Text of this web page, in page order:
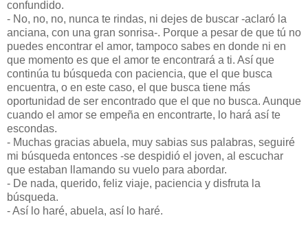
confundido.
- No, no, no, nunca te rindas, ni dejes de buscar -aclaró la
anciana, con una gran sonrisa-. Porque a pesar de que tú no
puedes encontrar el amor, tampoco sabes en donde ni en
que momento es que el amor te encontrará a ti. Así que
continúa tu búsqueda con paciencia, que el que busca
encuentra, o en este caso, el que busca tiene más
oportunidad de ser encontrado que el que no busca. Aunque
cuando el amor se empeña en encontrarte, lo hará así te
escondas.
- Muchas gracias abuela, muy sabias sus palabras, seguiré
mi búsqueda entonces -se despidió el joven, al escuchar
que estaban llamando su vuelo para abordar.
- De nada, querido, feliz viaje, paciencia y disfruta la
búsqueda.
- Así lo haré, abuela, así lo haré.